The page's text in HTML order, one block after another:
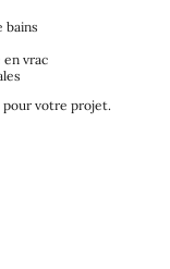
bains
vrac
pour votre projet.